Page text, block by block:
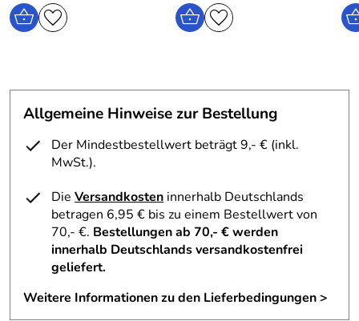
Ein separates Bodenfach können Sie vielfältig nutzen.
Lässig Kindergartenrucksack Mini Rolltop Little Gang
blau
Maße: 23 x 11 x 32,5 cm
Material: 100% recyceltes Polyester
Gewicht: 0,366 kg
Volumen: 9 Liter
Pflege: Feucht abwischbar
Alter: 3+
Allgemeine Hinweise zur Bestellung
Der Mindestbestellwert beträgt 9,- € (inkl.
MwSt.).
Die Versandkosten innerhalb Deutschlands
betragen 6,95 € bis zu einem Bestellwert von
70,- €. Bestellungen ab 70,- € werden
innerhalb Deutschlands versandkostenfrei
geliefert.
Weitere Informationen zu den Lieferbedingungen >